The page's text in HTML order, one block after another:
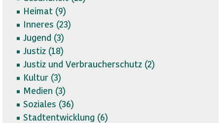
Heimat (9)
Inneres (23)
Jugend (3)
Justiz (18)
Justiz und Verbraucherschutz (2)
Kultur (3)
Medien (3)
Soziales (36)
Stadtentwicklung (6)